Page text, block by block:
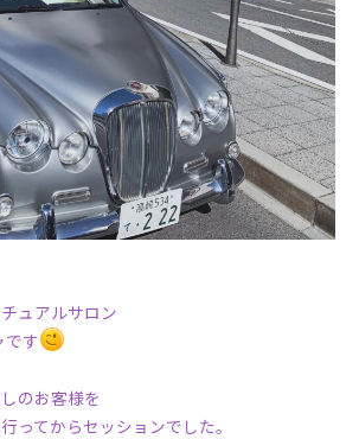
ュアルサロン
です
のお客様を
ってからセッションでした。